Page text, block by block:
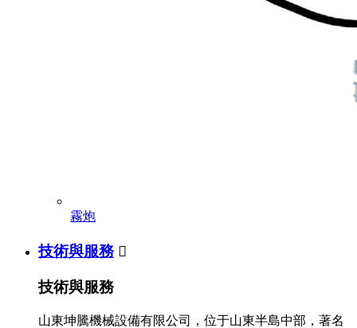
霧炮
技術與服務 
技術與服務
山東坤騰機械設備有限公司，位于山東半島中部，著名